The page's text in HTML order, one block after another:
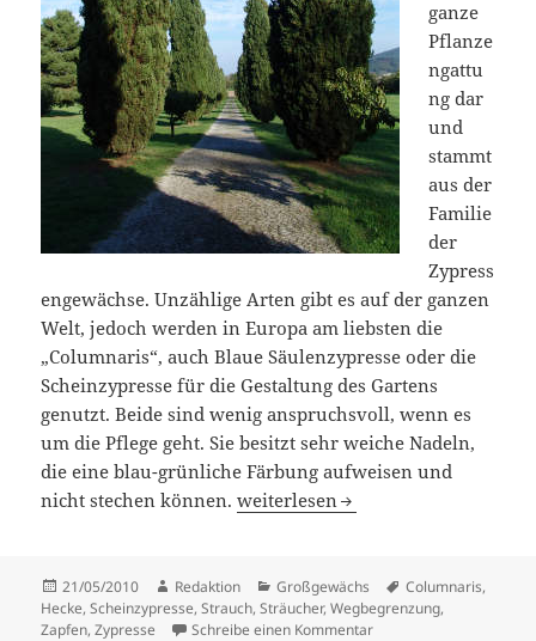
ganze
Pflanze
ngattu
ng dar
und
stammt
aus der
Familie
der
Zypress
engewächse. Unzählige Arten gibt es auf der ganzen
Welt, jedoch werden in Europa am liebsten die
„Columnaris“, auch Blaue Säulenzypresse oder die
Scheinzypresse für die Gestaltung des Gartens
genutzt. Beide sind wenig anspruchsvoll, wenn es
um die Pflege geht. Sie besitzt sehr weiche Nadeln,
die eine blau-grünliche Färbung aufweisen und
nicht stechen können.Die Zypresse
weiterlesen
Veröffentlicht
am
21/05/2010 Autor
Redaktion Kategorien
Großgewächs Schlagwörter
Columnaris,
Hecke,Scheinzypresse,Strauch,Sträucher,Wegbegrenzung,
Zapfen,Zypresse Schreibe einen Kommentarzu Die Zypresse